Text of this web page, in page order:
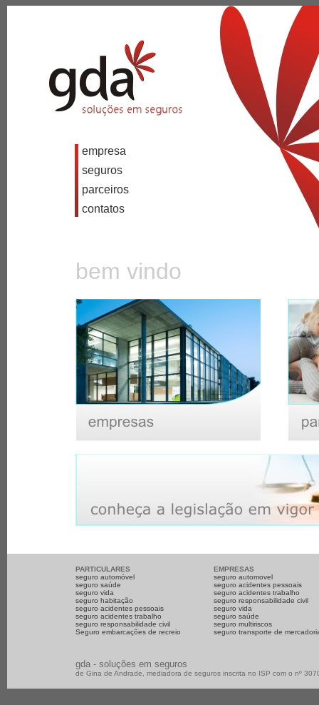
empresa
seguros
parceiros
contatos
bem vindo
PARTICULARES
seguro automóvel
seguro saúde
seguro vida
seguro habitação
seguro acidentes pessoais
seguro acidentes trabalho
seguro responsabilidade civil
Seguro embarcações de recreio
EMPRESAS
seguro automovel
seguro acidentes pessoais
seguro acidentes trabalho
seguro responsabilidade civil
seguro vida
seguro saúde
seguro multiriscos
seguro transporte de
gda - soluções em seguros
de Gina de Andrade, mediadora de seguros inscrita no ISP com o nº